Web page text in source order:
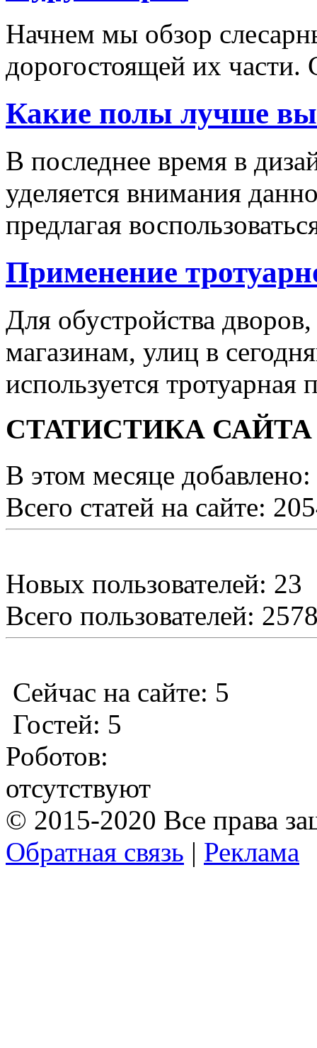
Начнем мы обзор
дорогостоящей их части.
Какие полы лучше
В последнее время в
уделяется внимания
предлагая
Применение
Для обустройства
магазинам, улиц в
используется тротуарная
СТАТИСТИКА САЙТА
В этом месяце
Всего статей на сайте:
Новых пользователей: 23
Всего пользователей:
Сейчас на сайте: 5
Гостей: 5
Роботов:
отсутствуют
© 2015-2020 Все права
Обратная связь | Реклама